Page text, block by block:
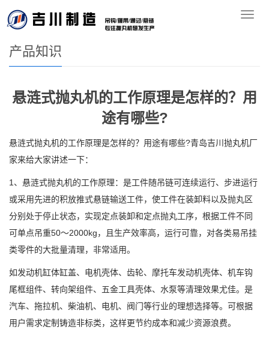
导
您的位置：首页>>产品知识
产品知识
悬涟式抛丸机的工作原理是怎样的？用
途有哪些?
悬涟式抛丸机的工作原理是怎样的？用途有哪些?青岛吉川抛丸机厂
家来给大家讲述一下：
1、悬涟式抛丸机的工作原理：是工件随吊链可连续运行、步进运行
或采用先进的积放推式悬链输送工件，使工件在装卸料以及抛丸区
分别处于停止状态，实现定点装卸和定点抛丸工序，根据工件不同
可单点吊重50～2000kg，且生产效率高，运行可靠，对各类易吊挂
类零件的大批量清理，非常适用。
如发动机缸体缸盖、电机壳体、齿轮、摩托车发动机壳体、机车钩
尾框组件、转向架组件、五金工具壳体、水泵等清理效果尤佳。是
汽车、拖拉机、柴油机、电机、阀门等行业的理想选择等。可根据
用户需求定制铸造非标类，这样更节约成本和减少资源浪费。